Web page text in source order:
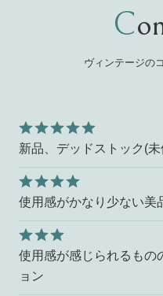
ヴィンテージの
新品、デッドストック(
使用感がかなり少ない美
使用感が感じられるもの
ョン